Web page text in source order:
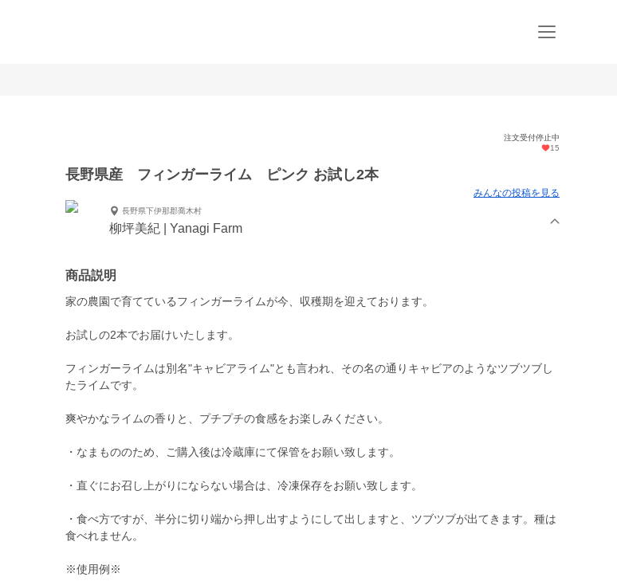
注文受付停止中
15
長野県産 フィンガーライム ピンク お試し2本
みんなの投稿を見る
長野県下伊那郡喬木村
柳坪美紀 | Yanagi Farm
商品説明
家の農園で育てているフィンガーライムが今、収穫期を迎えております。
お試しの2本でお届けいたします。
フィンガーライムは別名"キャビアライム"とも言われ、その名の通りキャビアのようなツブツブし
たライムです。
爽やかなライムの香りと、プチプチの食感をお楽しみください。
・なまもののため、ご購入後は冷蔵庫にて保管をお願い致します。
・直ぐにお召し上がりにならない場合は、冷凍保存をお願い致します。
・食べ方ですが、半分に切り端から押し出すようにして出しますと、ツブツブが出てきます。種は
食べれません。
※使用例※